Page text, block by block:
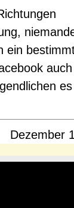
ein
es
Dezember